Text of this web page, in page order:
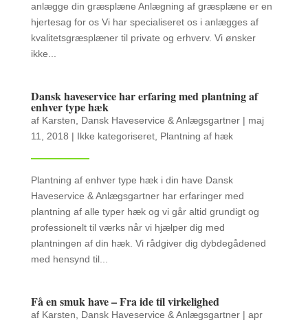
anlægge din græsplæne Anlægning af græsplæne er en
hjertesag for os Vi har specialiseret os i anlægges af
kvalitetsgræsplæner til private og erhverv. Vi ønsker
ikke...
Dansk haveservice har erfaring med plantning af
enhver type hæk
af Karsten, Dansk Haveservice & Anlægsgartner| maj
11, 2018 | Ikke kategoriseret, Plantning af hæk
Plantning af enhver type hæk i din have Dansk
Haveservice & Anlægsgartner har erfaringer med
plantning af alle typer hæk og vi går altid grundigt og
professionelt til værks når vi hjælper dig med
plantningen af din hæk. Vi rådgiver dig dybdegådened
med hensynd til...
Få en smuk have – Fra ide til virkelighed
af Karsten, Dansk Haveservice & Anlægsgartner| apr